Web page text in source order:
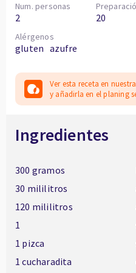
Num. personas
2 20
Alérgenos
gluten azufre
Ver esta receta en
y añadirla en el planing
Ingredientes
300 gramos
30 mililitros
120 mililitros
1
1 pizca
1 cucharadita